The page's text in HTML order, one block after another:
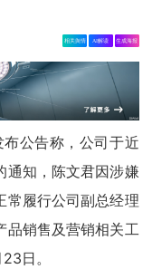
相关舆情 AI解读 生成海报
公告称，公司于近
通知，陈文君因涉嫌
常履行公司副总经理
品销售及营销相关工
日。